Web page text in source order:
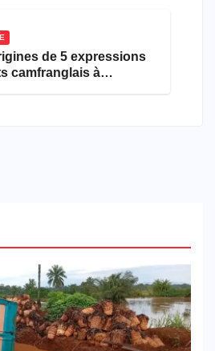
de 5 expressions
camfranglais à